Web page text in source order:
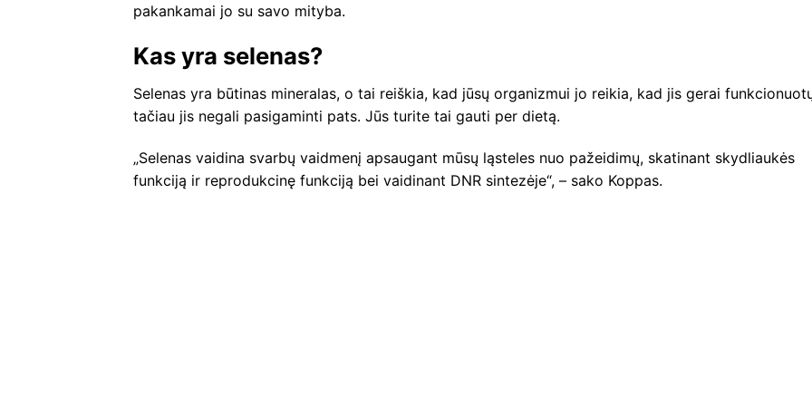
pakankamai jo su savo mityba.
Kas yra selenas?
Selenas yra būtinas mineralas, o tai reiškia, kad jūsų organizmui jo reikia, kad jis gerai
tačiau jis negali pasigaminti pats. Jūs turite tai gauti per dietą.
„Selenas vaidina svarbų vaidmenį apsaugant mūsų ląsteles nuo pažeidimų, skatinant skydliaukės
funkciją ir reprodukcinę funkciją bei vaidinant DNR sintezėje“, – sako Koppas.